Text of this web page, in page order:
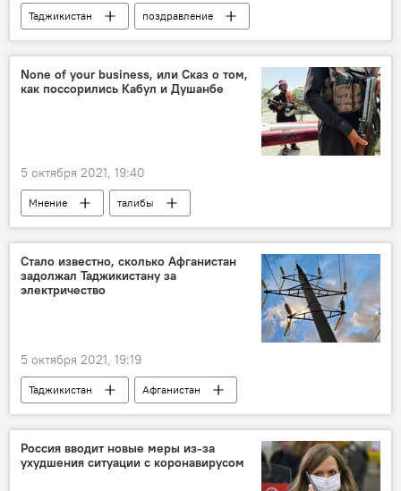
Таджикистан
поздравление
201-я РВБ в Таджикистане
None of your business, или Сказ о том,
как поссорились Кабул и Душанбе
5 октября 2021, 19:40
Мнение
талибы
Афганистан и Таджикистан: новости на границе
Афганистан
Стало известно, сколько Афганистан
задолжал Таджикистану за
электричество
5 октября 2021, 19:19
Таджикистан
Афганистан
электроэнергия
Россия вводит новые меры из-за
ухудшения ситуации с коронавирусом